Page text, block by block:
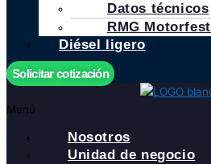
Datos técnicos
RMG Motorfest
Diésel ligero
Solicitar cotización
Menú
Nosotros
Unidad de negocio